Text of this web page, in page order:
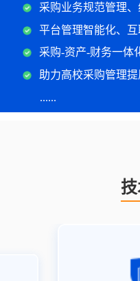
采购业务规范管理
平台管理智能化、
采购-资产-财务一体
助力高校采购管理
......